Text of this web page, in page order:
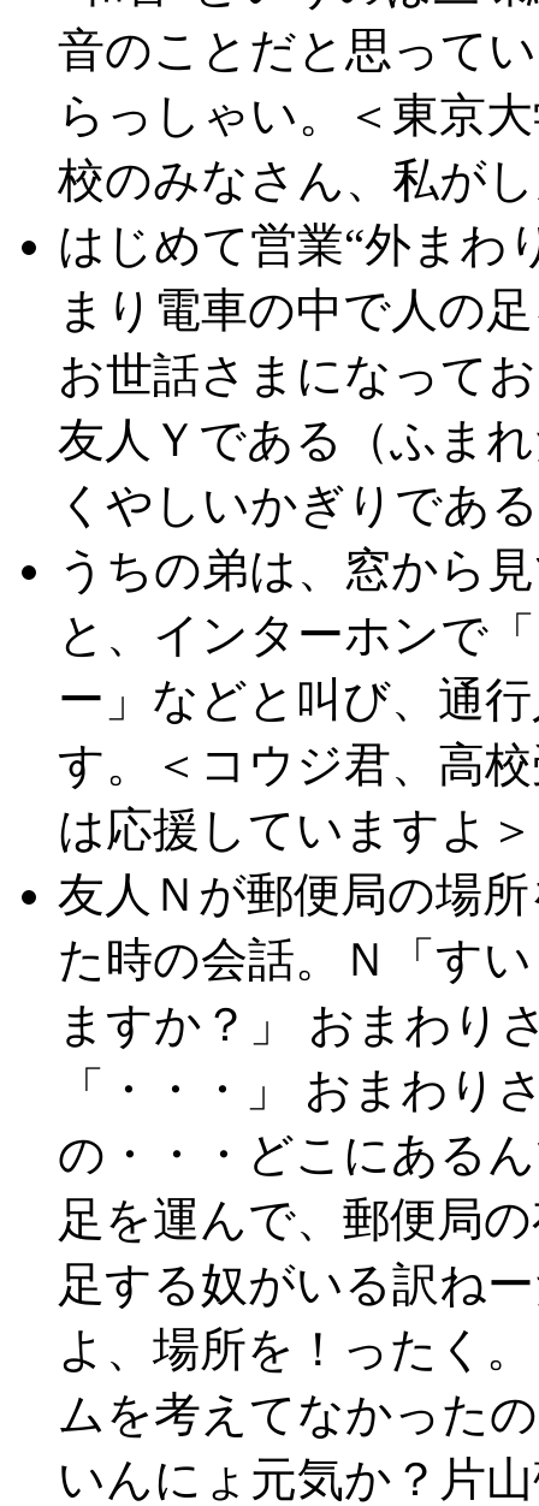
音のことだと思って
らっしゃい。＜東京
校のみなさん、私が
はじめて営業“外まわ
まり電車の中で人の
お世話さまになって
友人Ｙである（ふま
くやしいかぎりであ
うちの弟は、窓から
と、インターホンで
ー」などと叫び、通
す。＜コウジ君、高
は応援していますよ＞
友人Ｎが郵便局の場
た時の会話。Ｎ「す
ますか？」 おまわり
「・・・」 おまわり
の・・・どこにある
足を運んで、郵便局
足する奴がいる訳ね
よ、場所を！ったく
ムを考えてなかった
いんにょ元気か？片